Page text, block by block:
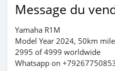
Message du
Yamaha R1M
Model Year 2024, 50km
2995 of 4999 worldwide
Whatsapp on